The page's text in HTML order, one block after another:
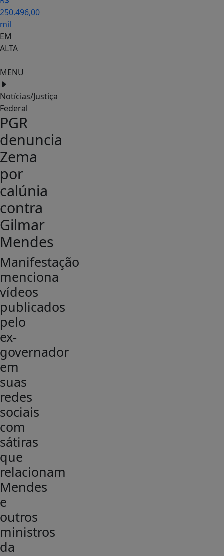
250.496,00
mil
EM
ALTA
MENU
Notícias/Justiça
Federal
PGR
denuncia
Zema
por
calúnia
contra
Gilmar
Mendes
Manifestação
menciona
vídeos
publicados
pelo
ex-
governador
em
suas
redes
sociais
com
sátiras
que
relacionam
Mendes
e
outros
ministros
da